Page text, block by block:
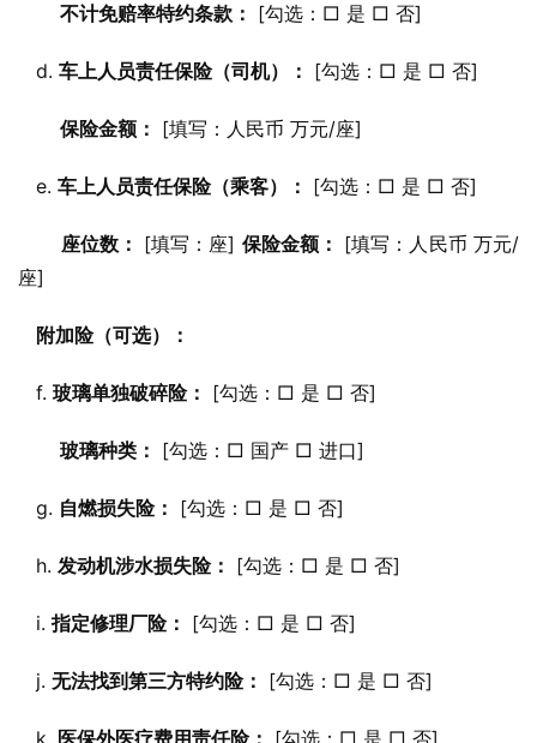
不计免赔率特约条款： [勾选：□ 是 □ 否]
   d.
车上人员责任保险（司机）： [勾选：□ 是 □ 否]
保险金额： [填写：人民币 万元/座]
   e.
车上人员责任保险（乘客）： [勾选：□ 是 □ 否]
座位数： [填写：座] 保险金额： [填写：人民币 万元/
座]
附加险（可选）：
   f.
玻璃单独破碎险： [勾选：□ 是 □ 否]
玻璃种类： [勾选：□ 国产 □ 进口]
   g.
自燃损失险： [勾选：□ 是 □ 否]
   h.
发动机涉水损失险： [勾选：□ 是 □ 否]
   i.
指定修理厂险： [勾选：□ 是 □ 否]
   j.
无法找到第三方特约险： [勾选：□ 是 □ 否]
   k.
医保外医疗费用责任险： [勾选：□ 是 □ 否]